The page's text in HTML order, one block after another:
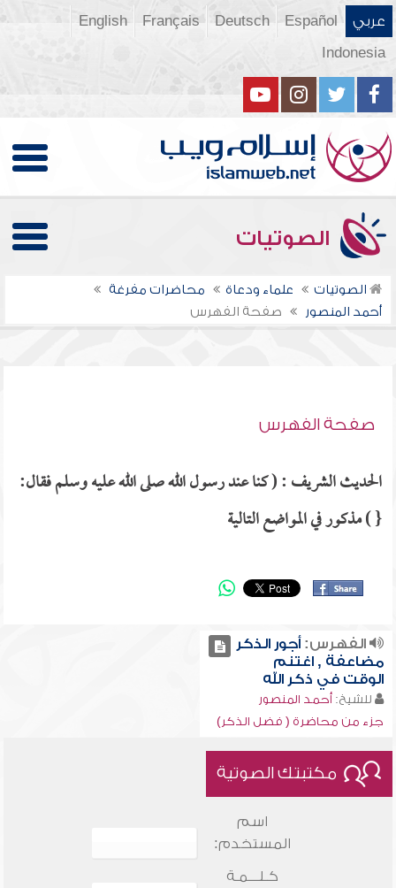
عربي Español
Deutsch
Français
English
Indonesia
الصوتيات
الصوتيات علماء ودعاة
محاضرات مفرغة
أحمد المنصور
صفحة الفهرس
صفحة الفهرس
الحديث الشريف : ( كنا عند رسول الله صلى الله عليه وسلم فقال:
{ ) مذكور في المواضع التالية
الفهرس:أجور الذكر
مضاعفة , اغتنم
الوقت في ذكر الله
للشيخ: أحمد المنصور
جزء من محاضرة ( فضل الذكر)
مكتبتك الصوتية
اسم
المستخدم:
كـلـــمـة